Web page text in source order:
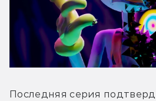
Последняя серия